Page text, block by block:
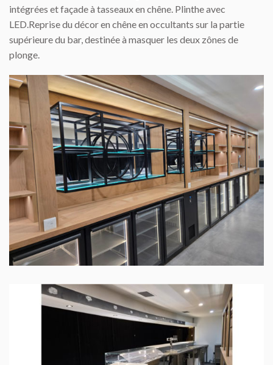
intégrées et façade à tasseaux en chêne. Plinthe avec
LED.Reprise du décor en chêne en occultants sur la partie
supérieure du bar, destinée à masquer les deux zônes de
plonge.